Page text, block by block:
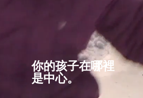
你的孩子在哪裡
是中心。